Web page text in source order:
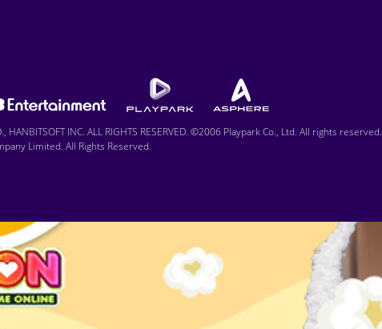
INC. ALL RIGHTS RESERVED. ©2006 Playpark Co., Ltd. All rights reserved.
Limited. All Rights Reserved.